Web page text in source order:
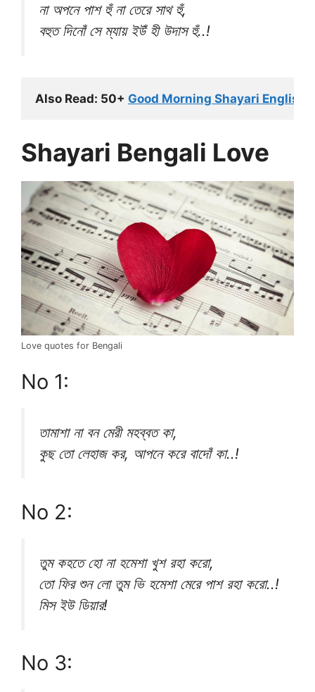
না অপনে পাশ হুঁ না তেরে সাথ হুঁ,
বহুত দিনোঁ সে ম্যায় ইউঁ হী উদাস হুঁ..!
Also Read: 50+ Good Morning Shayari English
Shayari Bengali Love
Love quotes for Bengali
No 1:
তামাশা না বন মেরী মহব্বত কা,
কুছ তো লেহাজ কর, আপনে করে বাদোঁ কা..!
No 2:
তুম কহতে হো না হমেশা খুশ রহা করো,
তো ফির শুন লো তুম ভি হমেশা মেরে পাশ রহা করো..!
মিস ইউ ডিয়ার!
No 3: